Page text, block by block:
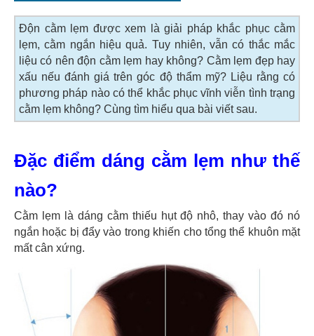
Độn cằm lẹm được xem là giải pháp khắc phục cằm
lẹm, cằm ngắn hiệu quả. Tuy nhiên, vẫn có thắc mắc
liệu có nên độn cằm lẹm hay không? Cằm lẹm đẹp hay
xấu nếu đánh giá trên góc độ thẩm mỹ? Liệu rằng có
phương pháp nào có thể khắc phục vĩnh viễn tình trạng
cằm lẹm không? Cùng tìm hiểu qua bài viết sau.
Đặc điểm dáng cằm lẹm như thế
nào?
Cằm lẹm là dáng cằm thiếu hụt độ nhô, thay vào đó nó
ngắn hoặc bị đẩy vào trong khiến cho tổng thể khuôn mặt
mất cân xứng.